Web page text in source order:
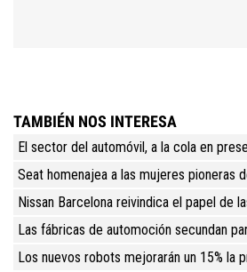
TAMBIÉN NOS INTERESA
El sector del automóvil, a la cola en
Seat homenajea a las mujeres pioneras
Nissan Barcelona reivindica el papel de
Las fábricas de automoción secundan
Los nuevos robots mejorarán un 15% la